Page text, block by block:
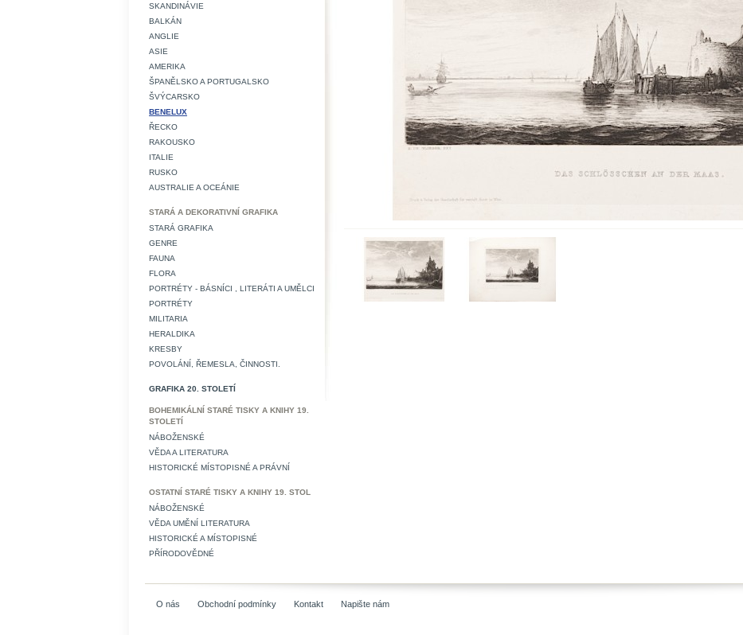
SKANDINÁVIE
BALKÁN
ANGLIE
ASIE
AMERIKA
ŠPANĚLSKO A PORTUGALSKO
ŠVÝCARSKO
BENELUX
ŘECKO
RAKOUSKO
ITALIE
RUSKO
AUSTRALIE A OCEÁNIE
STARÁ A DEKORATIVNÍ GRAFIKA
STARÁ GRAFIKA
GENRE
FAUNA
FLORA
PORTRÉTY - BÁSNÍCI , LITERÁTI A UMĚLCI
PORTRÉTY
MILITARIA
HERALDIKA
KRESBY
POVOLÁNÍ, ŘEMESLA, ČINNOSTI.
GRAFIKA 20. STOLETÍ
BOHEMIKÁLNÍ STARÉ TISKY A KNIHY 19.
STOLETÍ
NÁBOŽENSKÉ
VĚDA A LITERATURA
HISTORICKÉ MÍSTOPISNÉ A PRÁVNÍ
OSTATNÍ STARÉ TISKY A KNIHY 19. STOL
NÁBOŽENSKÉ
VĚDA UMĚNÍ LITERATURA
HISTORICKÉ A MÍSTOPISNÉ
PŘÍRODOVĚDNÉ
O nás Obchodní podmínky Kontakt Napište nám